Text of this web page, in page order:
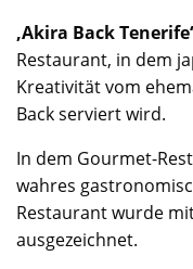
‚Akira Back Tenerife‘
Restaurant, in dem
Kreativität vom
Back serviert wird.
In dem Gourmet-
wahres
Restaurant wurde
ausgezeichnet.